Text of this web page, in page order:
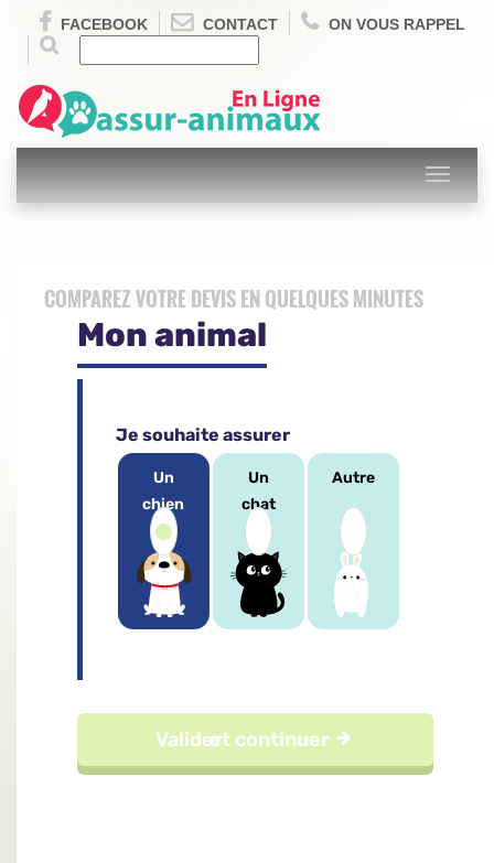
FACEBOOK CONTACT ON VOUS RAPPEL
Toggle
COMPAREZ VOTRE DEVIS EN QUELQUES MINUTES